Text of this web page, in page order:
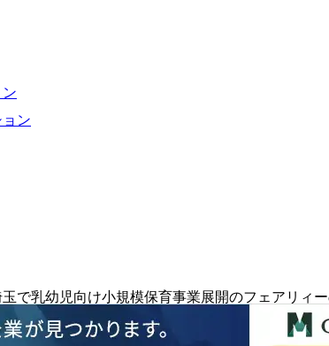
で乳幼児向け小規模保育事業展開のフェアリィ